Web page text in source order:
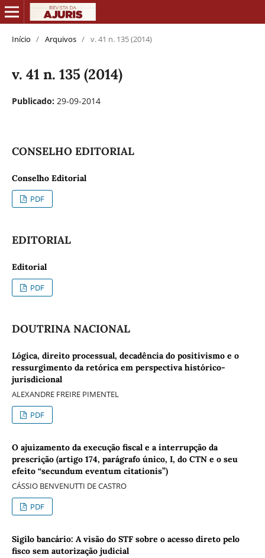
Início / Arquivos / v. 41 n. 135 (2014)
v. 41 n. 135 (2014)
Publicado: 29-09-2014
CONSELHO EDITORIAL
Conselho Editorial
PDF
EDITORIAL
Editorial
PDF
DOUTRINA NACIONAL
Lógica, direito processual, decadência do positivismo e o
ressurgimento da retórica em perspectiva histórico-
jurisdicional
ALEXANDRE FREIRE PIMENTEL
PDF
O ajuizamento da execução fiscal e a interrupção da
prescrição (artigo 174, parágrafo único, I, do CTN e o seu
efeito “secundum eventum citationis”)
CÁSSIO BENVENUTTI DE CASTRO
PDF
Sigilo bancário: A visão do STF sobre o acesso direto pelo
fisco sem autorização judicial